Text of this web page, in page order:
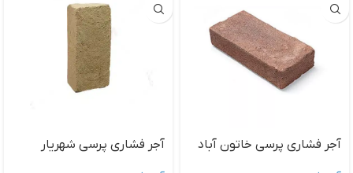
آجر فشاری پرسی خاتون آباد آجر فشاری پرسی شهریار